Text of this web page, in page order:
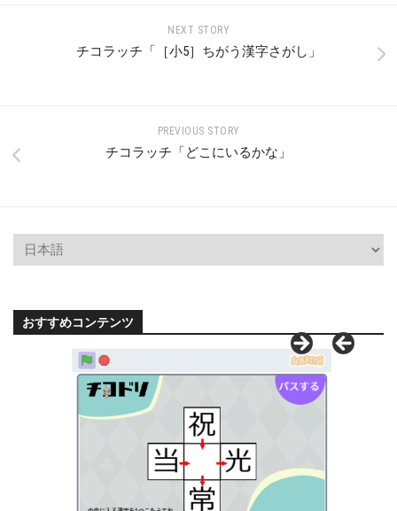
NEXT STORY
チコラッチ「［小5］ちがう漢字さがし」
PREVIOUS STORY
チコラッチ「どこにいるかな」
おすすめコンテンツ